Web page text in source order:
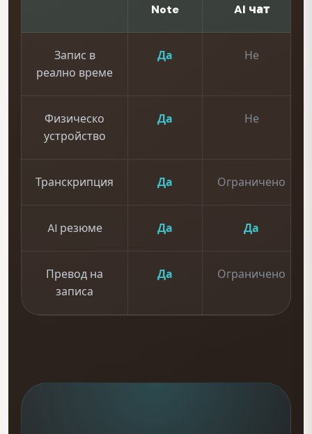
Note
AI чат
Запис в
реално време
Да Не
Физическо
устройство
Да Не
Транскрипция Да Ограничено
AI резюме Да Да
Превод на
записа
Да Ограничено